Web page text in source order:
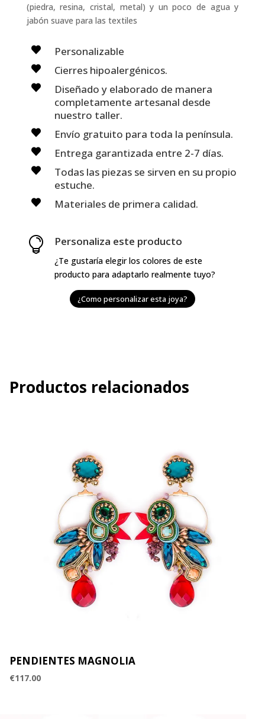
(piedra, resina, cristal, metal) y un poco de agua y
jabón suave para las textiles
Personalizable
Cierres hipoalergénicos.
Diseñado y elaborado de manera
completamente artesanal desde
nuestro taller.
Envío gratuito para toda la península.
Entrega garantizada entre 2-7 días.
Todas las piezas se sirven en su propio
estuche.
Materiales de primera calidad.
 Personaliza este producto
¿Te gustaría elegir los colores de este
producto para adaptarlo realmente tuyo?
¿Como personalizar esta joya?
Productos relacionados
PENDIENTES MAGNOLIA
€117.00